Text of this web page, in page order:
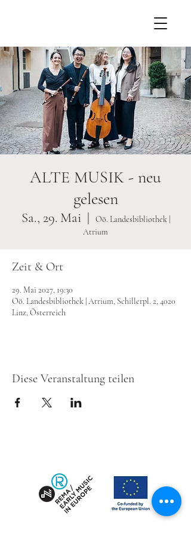
ALTE MUSIK - neu
gelesen
Sa., 29. Mai
  |
Oö. Landesbibliothek |
Atrium
Zeit & Ort
29. Mai 2027, 19:30
Oö. Landesbibliothek | Atrium, Schillerpl. 2, 4020
Linz, Österreich
Diese Veranstaltung teilen